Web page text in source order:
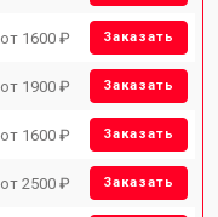
от 1600 ₽ Заказать
от 1900 ₽ Заказать
от 1600 ₽ Заказать
от 2500 ₽ Заказать